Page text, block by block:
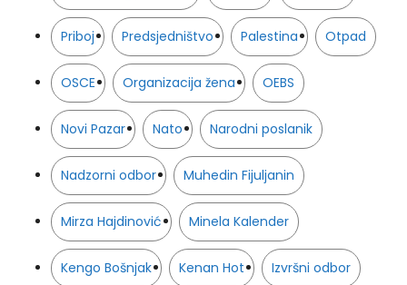
Priboj Predsjedništvo Palestina Otpad
OSCE Organizacija žena OEBS
Novi Pazar Nato Narodni poslanik
Nadzorni odbor Muhedin Fijuljanin
Mirza Hajdinović Minela Kalender
Kengo Bošnjak Kenan Hot Izvršni odbor